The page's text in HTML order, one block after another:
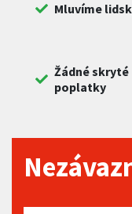
Mluvíme
Žádné skryté
poplatky